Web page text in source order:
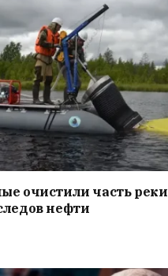
очистили часть реки
нефти